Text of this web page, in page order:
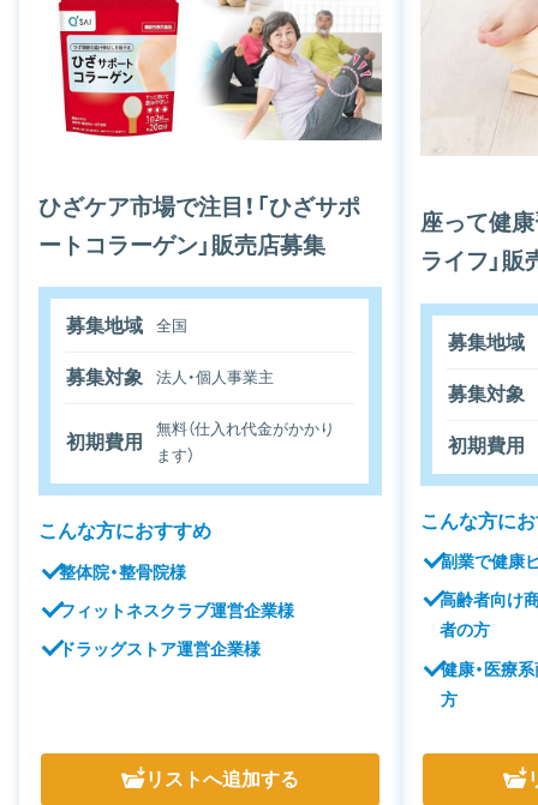
ひざケア市場で注目！「ひざサポ
ートコラーゲン」販売店募集
募集地域 全国
募集対象 法人・個人事業主
初期費用
無料（仕入れ代金がかかり
ます）
こんな方におすすめ
整体院・整骨院様
フィットネスクラブ運営企業様
ドラッグストア運営企業様
リストへ追加する
座って健康
ライフ」
募集地域
募集対象
初期費用
こんな方に
副業で健康
高齢者向け
者の方
健康・医療
方